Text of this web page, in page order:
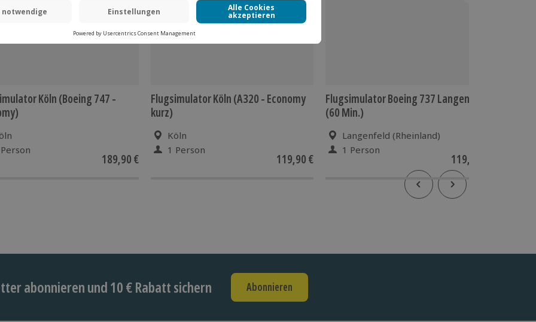
Köln (Boeing 747 -
189,90 €
Flugsimulator Köln (A320 - Economy
kurz)
Köln
1 Person
119,90 €
Flugsimulator Boeing 737 Langenfeld
(60 Min.)
Langenfeld (Rheinland)
1 Person
119,90 €
abonnieren und 10 € Rabatt sichern Abonnieren